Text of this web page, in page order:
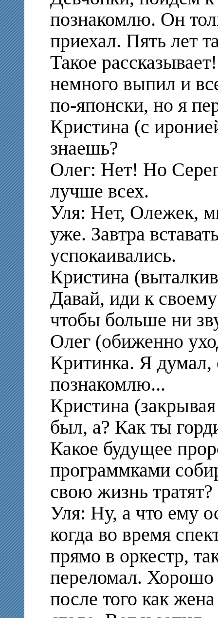
познакомлю. Он
приехал. Пять лет
Такое
немного выпил и
по-японски, но я
Кристина (с
знаешь?
Олег: Нет! Но
лучше всех.
Уля: Нет, Олежек,
уже. Завтра
успокаивались.
Кристина
Давай, иди к
чтобы больше ни
Олег (обиженно
Критинка. Я думал,
познакомлю...
Кристина
был, а? Как ты
Какое будущее
программками
свою жизнь тратят?
Уля: Ну, а что ему
когда во время
прямо в оркестр,
переломал. Хорошо
после того как